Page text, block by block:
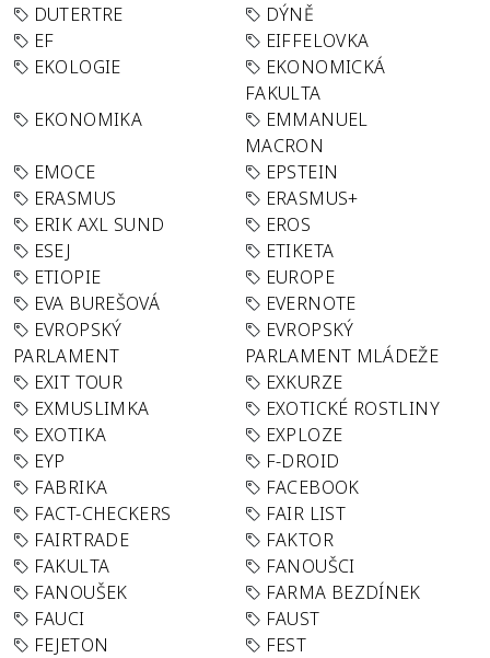
DUTERTRE
DÝNĚ
EF
EIFFELOVKA
EKOLOGIE
EKONOMICKÁ
FAKULTA
EKONOMIKA
EMMANUEL
MACRON
EMOCE
EPSTEIN
ERASMUS
ERASMUS+
ERIK AXL SUND
EROS
ESEJ
ETIKETA
ETIOPIE
EUROPE
EVA BUREŠOVÁ
EVERNOTE
EVROPSKÝ
PARLAMENT
EVROPSKÝ
PARLAMENT MLÁDEŽE
EXIT TOUR
EXKURZE
EXMUSLIMKA
EXOTICKÉ ROSTLINY
EXOTIKA
EXPLOZE
EYP
F-DROID
FABRIKA
FACEBOOK
FACT-CHECKERS
FAIR LIST
FAIRTRADE
FAKTOR
FAKULTA
FANOUŠCI
FANOUŠEK
FARMA BEZDÍNEK
FAUCI
FAUST
FEJETON
FEST